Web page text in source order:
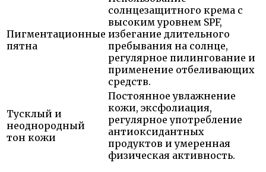
Пигментационные
пятна
солнцезащитного крема с
высоким уровнем SPF,
избегание длительного
пребывания на солнце,
регулярное пилингование и
применение отбеливающих
средств.
Тусклый и
неоднородный
тон кожи
Постоянное увлажнение
кожи, эксфолиация,
регулярное употребление
антиоксидантных
продуктов и умеренная
физическая активность.